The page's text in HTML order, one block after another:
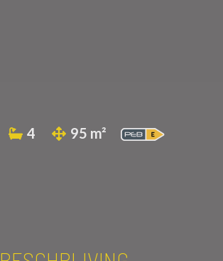
4 95 m²